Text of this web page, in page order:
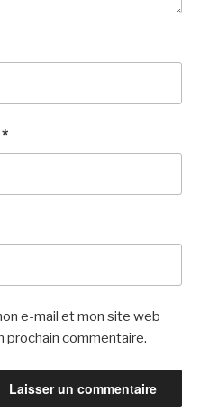
*
e-mail et mon site web
prochain commentaire.